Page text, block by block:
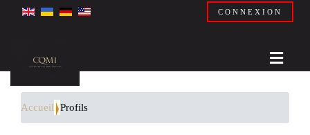
CONNEXION
Accueil Profils